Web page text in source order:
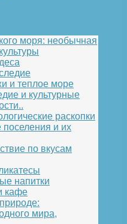
моря: необычная
и теплое море
и культурные
раскопки
и их
по вкусам
напитки
кафе
мира,